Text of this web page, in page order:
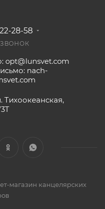
28-58
opt@lunsvet.com
nach-
Тихоокеанская,
магазин канцелярских